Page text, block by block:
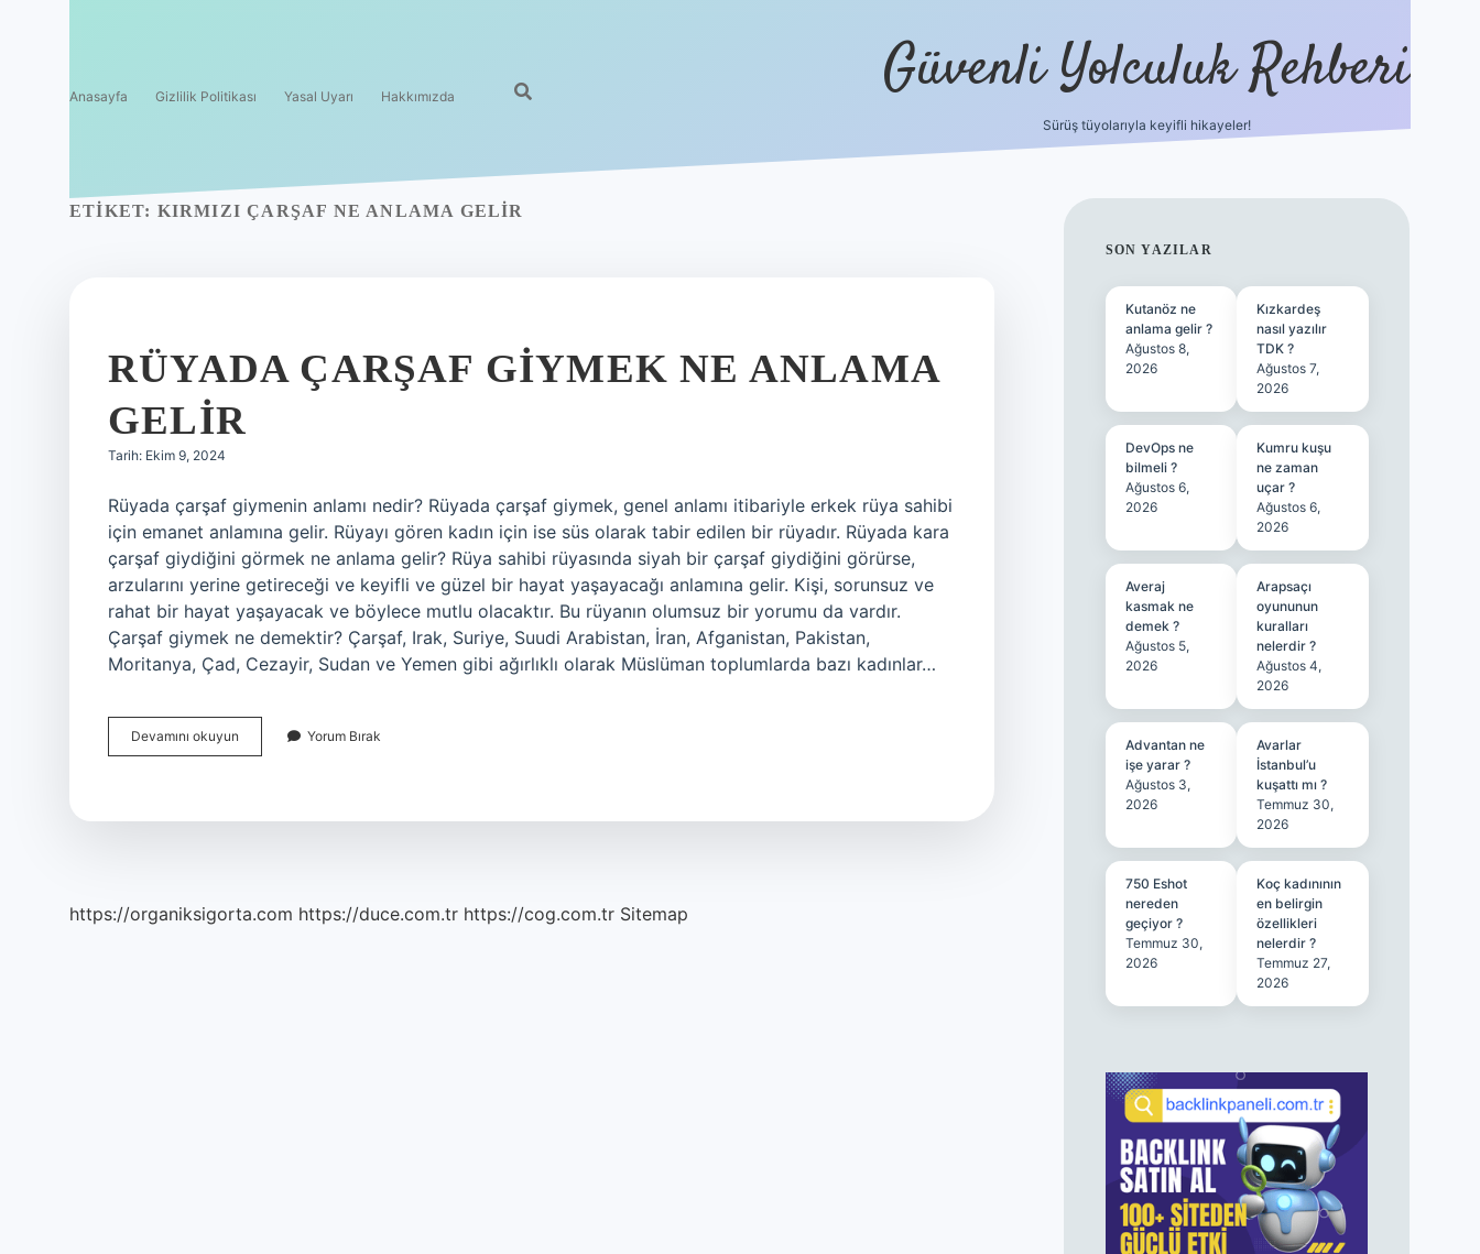
Anasayfa Gizlilik Politikası Yasal Uyarı Hakkımızda Güvenli Yolculuk Rehberi
Sürüş tüyolarıyla keyifli hikayeler!
ETIKET: KIRMIZI ÇARŞAF NE ANLAMA GELIR
RÜYADA ÇARŞAF GIYMEK NE ANLAMA
GELIR
Tarih: Ekim 9, 2024
Rüyada çarşaf giymenin anlamı nedir? Rüyada çarşaf giymek, genel anlamı itibariyle erkek rüya sahibi
için emanet anlamına gelir. Rüyayı gören kadın için ise süs olarak tabir edilen bir rüyadır. Rüyada kara
çarşaf giydiğini görmek ne anlama gelir? Rüya sahibi rüyasında siyah bir çarşaf giydiğini görürse,
arzularını yerine getireceği ve keyifli ve güzel bir hayat yaşayacağı anlamına gelir. Kişi, sorunsuz ve
rahat bir hayat yaşayacak ve böylece mutlu olacaktır. Bu rüyanın olumsuz bir yorumu da vardır.
Çarşaf giymek ne demektir? Çarşaf, Irak, Suriye, Suudi Arabistan, İran, Afganistan, Pakistan,
Moritanya, Çad, Cezayir, Sudan ve Yemen gibi ağırlıklı olarak Müslüman toplumlarda bazı kadınlar…
Devamını okuyun
Çarşaf
Yorum Bırak
https://organiksigorta.com https://duce.com.tr https://cog.com.tr Sitemap
SIDEBAR
SON YAZILAR
Kutanöz ne
anlama gelir ?
Ağustos 8,
2026
Kızkardeş
nasıl yazılır
TDK ?
Ağustos 7,
2026
DevOps ne
bilmeli ?
Ağustos 6,
2026
Kumru kuşu
ne zaman
uçar ?
Ağustos 6,
2026
Averaj
kasmak ne
demek ?
Ağustos 5,
2026
Arapsaçı
oyununun
kuralları
nelerdir ?
Ağustos 4,
2026
Advantan ne
işe yarar ?
Ağustos 3,
2026
Avarlar
İstanbul’u
kuşattı mı ?
Temmuz 30,
2026
750 Eshot
nereden
geçiyor ?
Temmuz 30,
2026
Koç kadınının
en belirgin
özellikleri
nelerdir ?
Temmuz 27,
2026
grandoperabet